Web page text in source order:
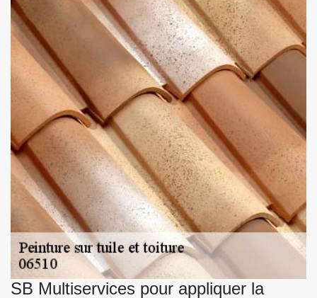
SB Multiservices pour appliquer la